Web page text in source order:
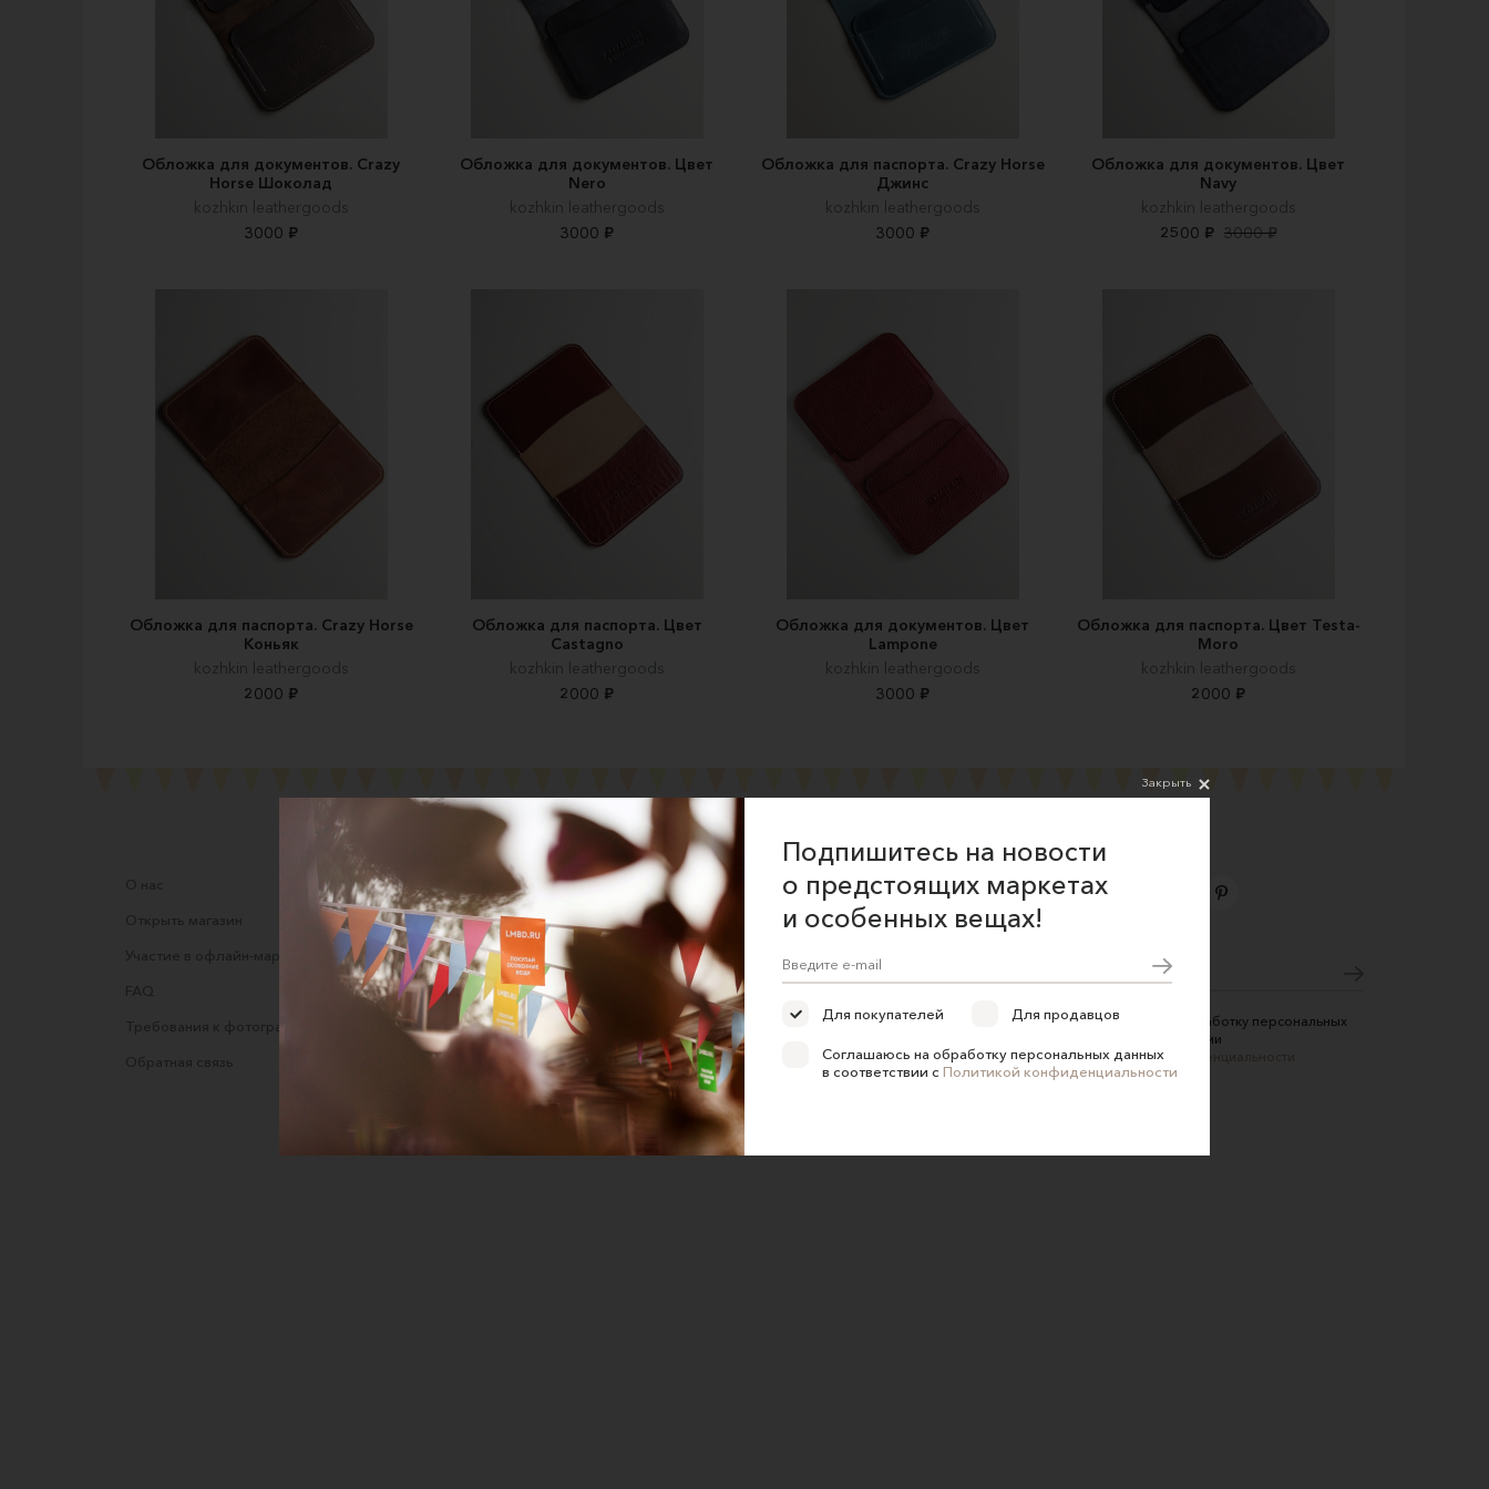
Обложка для документов. Crazy
Horse Шоколад
kozhkin leathergoods
3000 ₽
Обложка для документов. Цвет
Nero
kozhkin leathergoods
3000 ₽
Обложка для паспорта. Crazy Horse
Джинс
kozhkin leathergoods
3000 ₽
Обложка для документов. Цвет
Navy
kozhkin leathergoods
2500 ₽ 3000 ₽
Обложка для паспорта. Crazy Horse
Коньяк
kozhkin leathergoods
2000 ₽
Обложка для паспорта. Цвет
Castagno
kozhkin leathergoods
2000 ₽
Обложка для документов. Цвет
Lampone
kozhkin leathergoods
3000 ₽
Обложка для паспорта. Цвет Testa-
Moro
kozhkin leathergoods
2000 ₽
О нас
Открыть магазин
Участие в офлайн-маркете
FAQ
Требования к фотографиям
Обратная связь
Соглашение об оказании услуг
Правила сайта
Оферта для продавцов
Оферта для покупателей
Политика конфиденциальности
Согласие на обработку персональных
Соглашаюсь на обработку персональных
данных в соответствии
сПолитикой конфиденциальности
Закрыть
Подпишитесь на новости
о предстоящих маркетах
и особенных вещах!
Для покупателей Для продавцов
Соглашаюсь на обработку персональных данных
в соответствии с Политикой конфиденциальности